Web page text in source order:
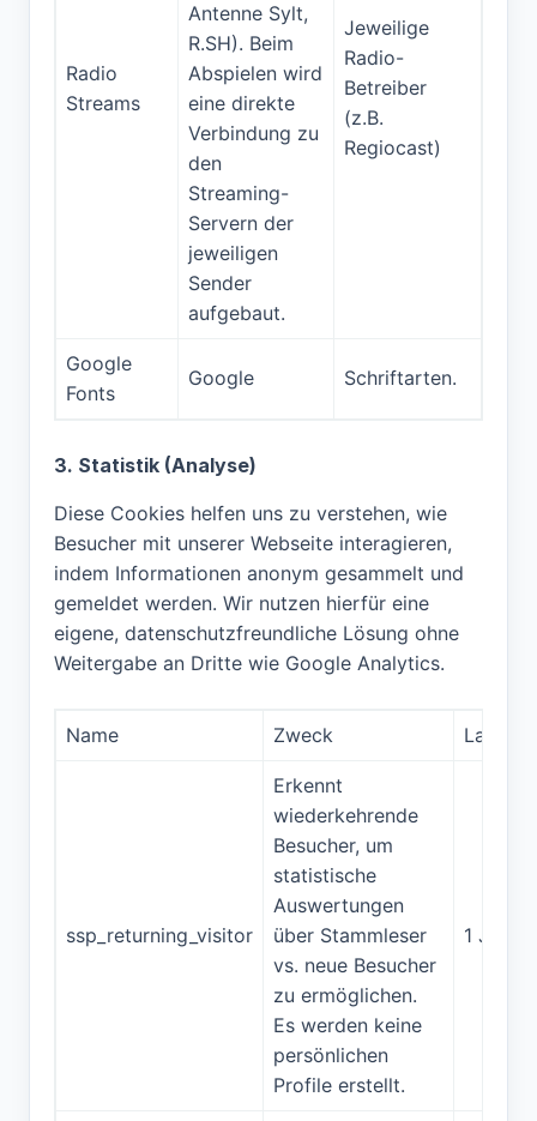
Radio
Streams
Antenne Sylt,
R.SH). Beim
Abspielen wird
eine direkte
Verbindung zu
den
Streaming-
Servern der
jeweiligen
Sender
aufgebaut.
Jeweilige
Radio-
Betreiber
(z.B.
Regiocast)
Google
Fonts
Google Schriftarten.
3. Statistik (Analyse)
Diese Cookies helfen uns zu verstehen, wie
Besucher mit unserer Webseite interagieren,
indem Informationen anonym gesammelt und
gemeldet werden. Wir nutzen hierfür eine
eigene, datenschutzfreundliche Lösung ohne
Weitergabe an Dritte wie Google Analytics.
Name Zweck Laufzeit
ssp_returning_visitor
Erkennt
wiederkehrende
Besucher, um
statistische
Auswertungen
über Stammleser
vs. neue Besucher
zu ermöglichen.
Es werden keine
persönlichen
Profile erstellt.
1 Jahr